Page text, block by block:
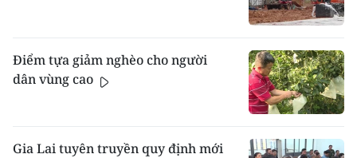
Điểm tựa giảm nghèo cho người
dân vùng cao
Gia Lai tuyên truyền quy định mới